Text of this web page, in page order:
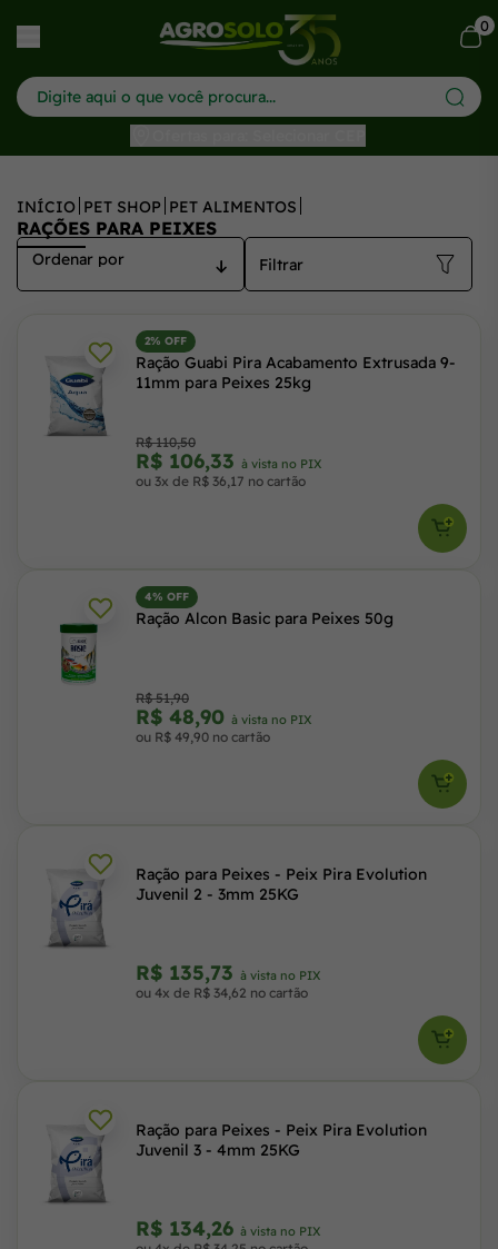
0
INÍCIO PET SHOP PET ALIMENTOS
RAÇÕES PARA PEIXES
Filtrar
2% OFF
Ração Guabi Pira Acabamento Extrusada 9-
11mm para Peixes 25kg
R$ 110,50
R$ 106,33 à vista no PIX
ou 3x de R$ 36,17 no cartão
4% OFF
Ração Alcon Basic para Peixes 50g
R$ 51,90
R$ 48,90 à vista no PIX
ou R$ 49,90 no cartão
Ração para Peixes - Peix Pira Evolution
Juvenil 2 - 3mm 25KG
R$ 135,73 à vista no PIX
ou 4x de R$ 34,62 no cartão
Ração para Peixes - Peix Pira Evolution
Juvenil 3 - 4mm 25KG
R$ 134,26 à vista no PIX